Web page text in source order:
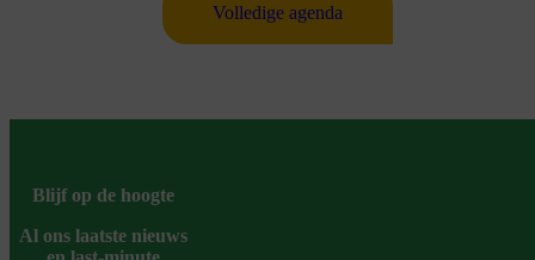
Volledige agenda
Blijf op de hoogte
Al ons laatste nieuws